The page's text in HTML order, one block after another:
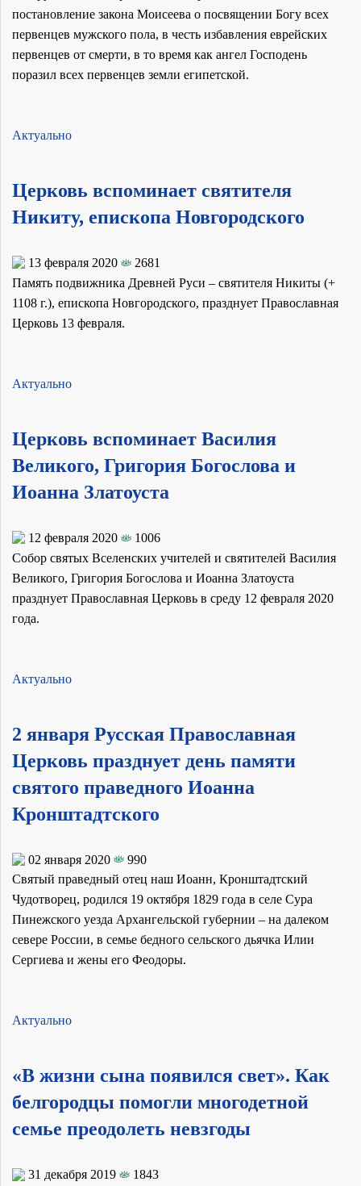
постановление закона Моисеева о посвящении Богу всех
первенцев мужского пола, в честь избавления еврейских
первенцев от смерти, в то время как ангел Господень
поразил всех первенцев земли египетской.
Актуально
Церковь вспоминает святителя
Никиту, епископа Новгородского
13 февраля 2020
2681
Память подвижника Древней Руси – святителя Никиты (+
1108 г.), епископа Новгородского, празднует Православная
Церковь 13 февраля.
Актуально
Церковь вспоминает Василия
Великого, Григория Богослова и
Иоанна Златоуста
12 февраля 2020
1006
Собор святых Вселенских учителей и святителей Василия
Великого, Григория Богослова и Иоанна Златоуста
празднует Православная Церковь в среду 12 февраля 2020
года.
Актуально
2 января Русская Православная
Церковь празднует день памяти
святого праведного Иоанна
Кронштадтского
02 января 2020
990
Святый праведный отец наш Иоанн, Кронштадтский
Чудотворец, родился 19 октября 1829 года в селе Сура
Пинежского уезда Архангельской губернии – на далеком
севере России, в семье бедного сельского дьячка Илии
Сергиева и жены его Феодоры.
Актуально
«В жизни сына появился свет». Как
белгородцы помогли многодетной
семье преодолеть невзгоды
31 декабря 2019
1843